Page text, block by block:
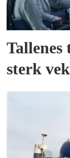
Tallenes
sterk